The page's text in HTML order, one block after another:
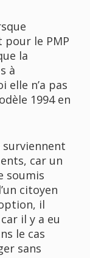
pour le PMP
la
à
elle n’a pas
1994 en
surviennent
car un
soumis
citoyen
il
il y a eu
le cas
sans